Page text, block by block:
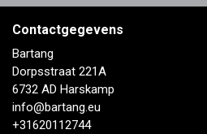
Contactgegevens
Bartang
Dorpsstraat 221A
6732 AD Harskamp
info@bartang.eu
+31620112744